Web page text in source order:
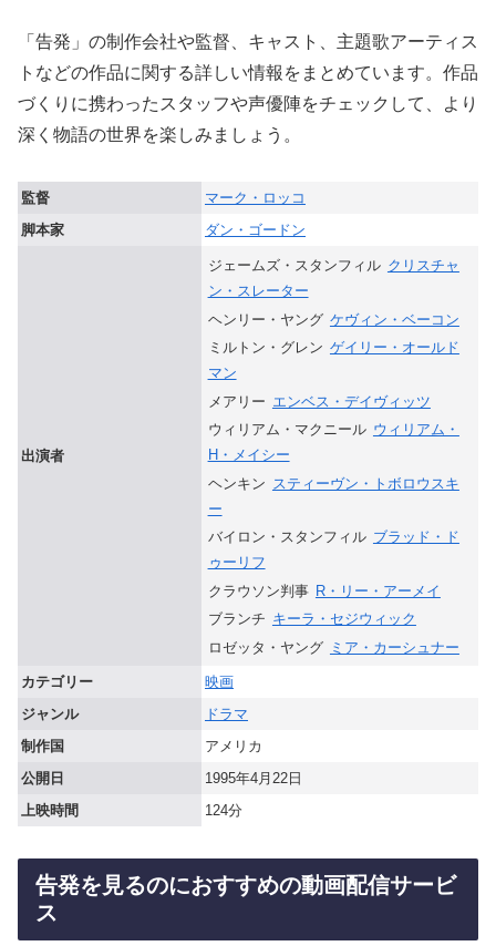
「告発」の制作会社や監督、キャスト、主題歌アーティス
トなどの作品に関する詳しい情報をまとめています。作品
づくりに携わったスタッフや声優陣をチェックして、より
深く物語の世界を楽しみましょう。
監督
マーク・ロッコ
脚本家
ダン・ゴードン
出演者
ジェームズ・スタンフィル クリスチャ
ン・スレーター
ヘンリー・ヤング ケヴィン・ベーコン
ミルトン・グレン ゲイリー・オールド
マン
メアリー エンベス・デイヴィッツ
ウィリアム・マクニール ウィリアム・
H・メイシー
ヘンキン スティーヴン・トボロウスキ
ー
バイロン・スタンフィル ブラッド・ド
ゥーリフ
クラウソン判事 R・リー・アーメイ
ブランチ キーラ・セジウィック
ロゼッタ・ヤング
ミア・カーシュナー
カテゴリー
映画
ジャンル
ドラマ
制作国
アメリカ
公開日
1995年4月22日
上映時間
124分
告発を見るのにおすすめの動画配信サービ
ス